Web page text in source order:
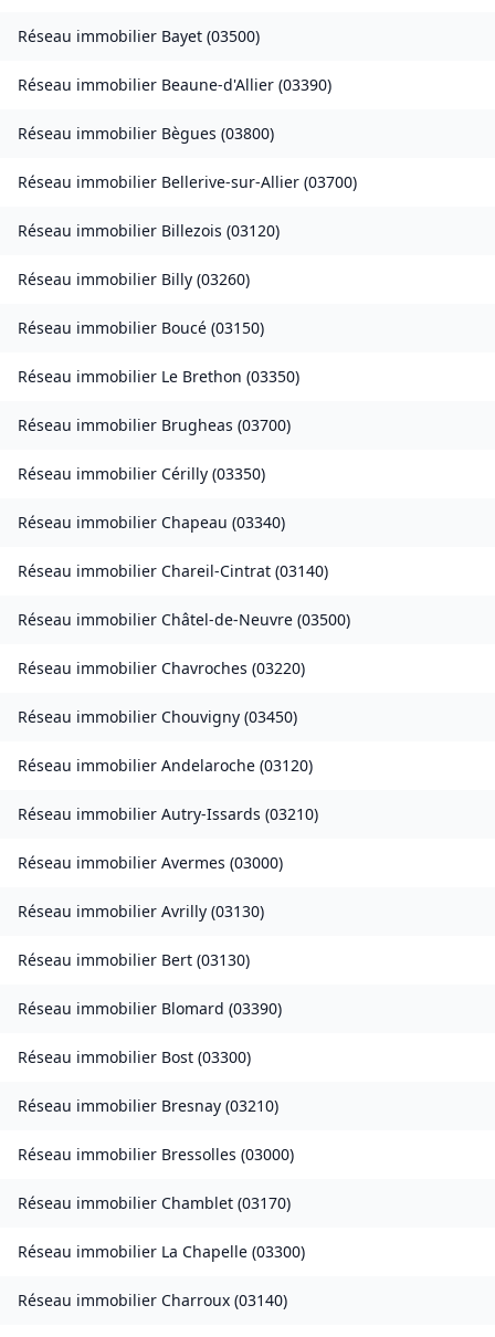
Réseau immobilier Bayet (03500)
Réseau immobilier Beaune-d'Allier (03390)
Réseau immobilier Bègues (03800)
Réseau immobilier Bellerive-sur-Allier (03700)
Réseau immobilier Billezois (03120)
Réseau immobilier Billy (03260)
Réseau immobilier Boucé (03150)
Réseau immobilier Le Brethon (03350)
Réseau immobilier Brugheas (03700)
Réseau immobilier Cérilly (03350)
Réseau immobilier Chapeau (03340)
Réseau immobilier Chareil-Cintrat (03140)
Réseau immobilier Châtel-de-Neuvre (03500)
Réseau immobilier Chavroches (03220)
Réseau immobilier Chouvigny (03450)
Réseau immobilier Andelaroche (03120)
Réseau immobilier Autry-Issards (03210)
Réseau immobilier Avermes (03000)
Réseau immobilier Avrilly (03130)
Réseau immobilier Bert (03130)
Réseau immobilier Blomard (03390)
Réseau immobilier Bost (03300)
Réseau immobilier Bresnay (03210)
Réseau immobilier Bressolles (03000)
Réseau immobilier Chamblet (03170)
Réseau immobilier La Chapelle (03300)
Réseau immobilier Charroux (03140)